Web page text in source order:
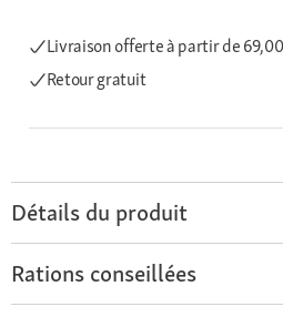
Livraison offerteà partir de
Retour gratuit
Détails du produit
Rations conseillées